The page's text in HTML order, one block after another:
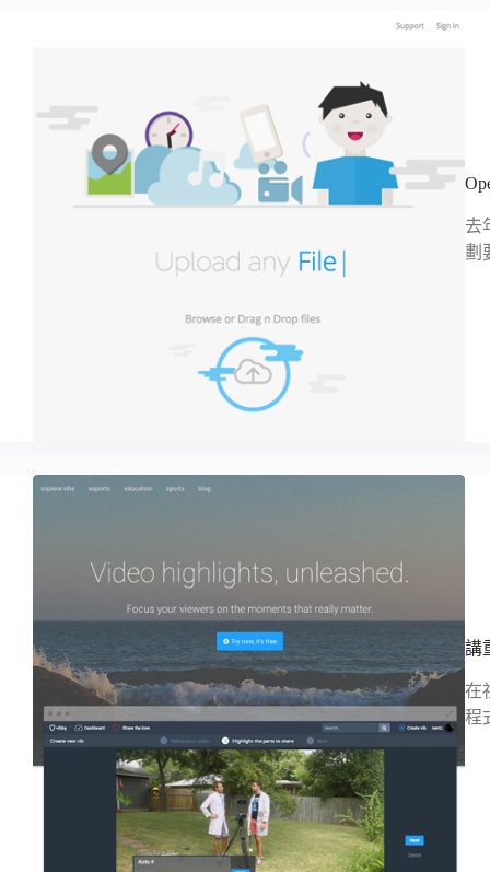
去
劃
講
在
程